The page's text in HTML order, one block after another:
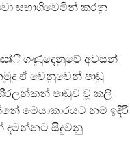
සභාගිවෙමින් කරනු
ගණුදෙනුවේ අවසන්
ඒ වෙනුවෙන් පාඩු
පාඩුව වූ කලී
මෙයාකාරයට නම් ඉදිරි
දමන්නට සිදුවනු